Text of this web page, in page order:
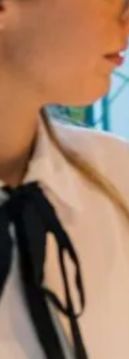
in
woonachtige
jaar
dit criterium
regiogemeente
van een
€ 219.047 v.o.n.
dan €
aflossing.